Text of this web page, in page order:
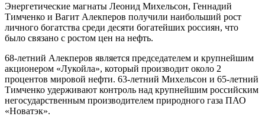
Энергетические магнаты Леонид Михельсон, Геннадий
Тимченко и Вагит Алекперов получили наибольший рост
личного богатства среди десяти богатейших россиян, что
было связано с ростом цен на нефть.
68-летний Алекперов является председателем и крупнейшим
акционером «Лукойла», который производит около 2
процентов мировой нефти. 63-летний Михельсон и 65-летний
Тимченко удерживают контроль над крупнейшим российским
негосударственным производителем природного газа ПАО
«Новатэк».